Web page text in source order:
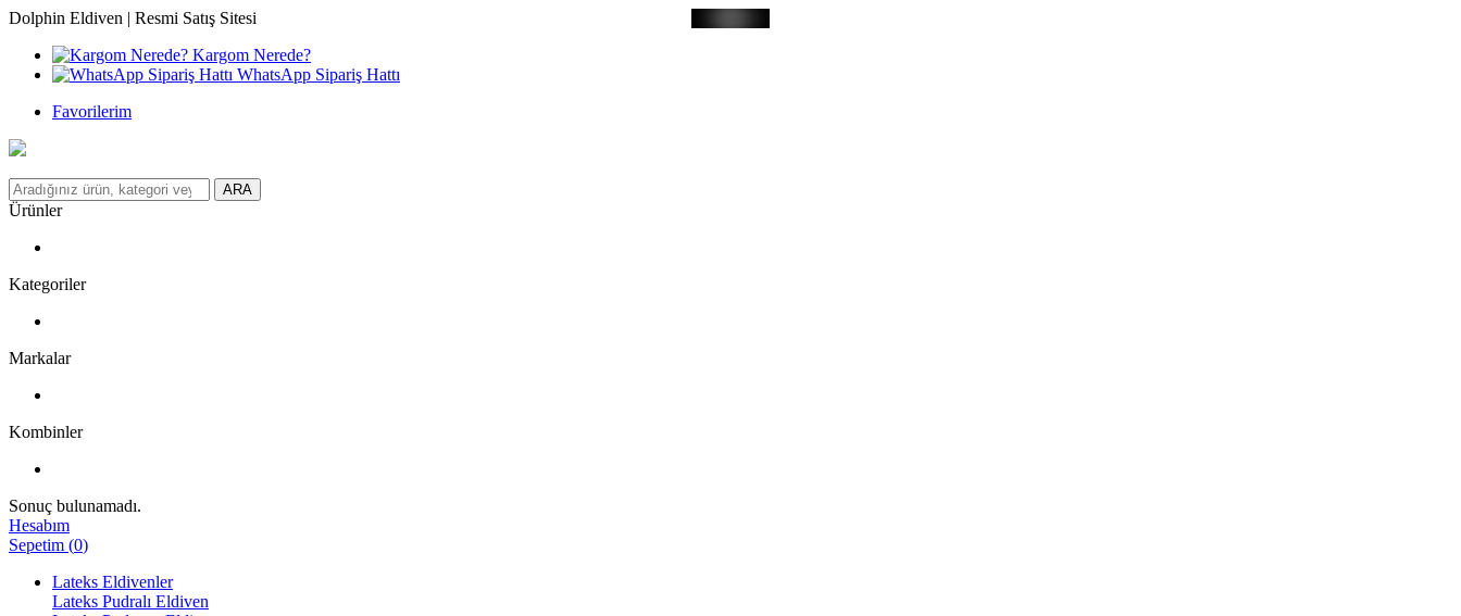
Dolphin Eldiven | Resmi Satış Sitesi
Kargom Nerede?
WhatsApp Sipariş Hattı
Favorilerim
ARA
Ürünler
Kategoriler
Markalar
Kombinler
Sonuç bulunamadı.
Hesabım
Sepetim (0)
Lateks Eldivenler
Lateks Pudralı Eldiven